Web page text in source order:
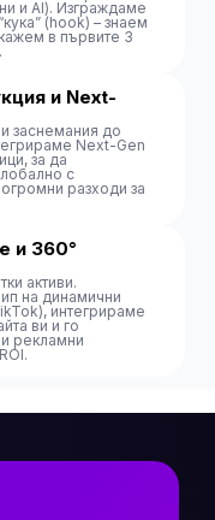
и AI). Изграждаме
(hook) – знаем
в първите 3
и Next-
заснемания до
Next-Gen
за да
с
разходи за
и 360°
активи.
на динамични
интегрираме
ви и го
рекламни